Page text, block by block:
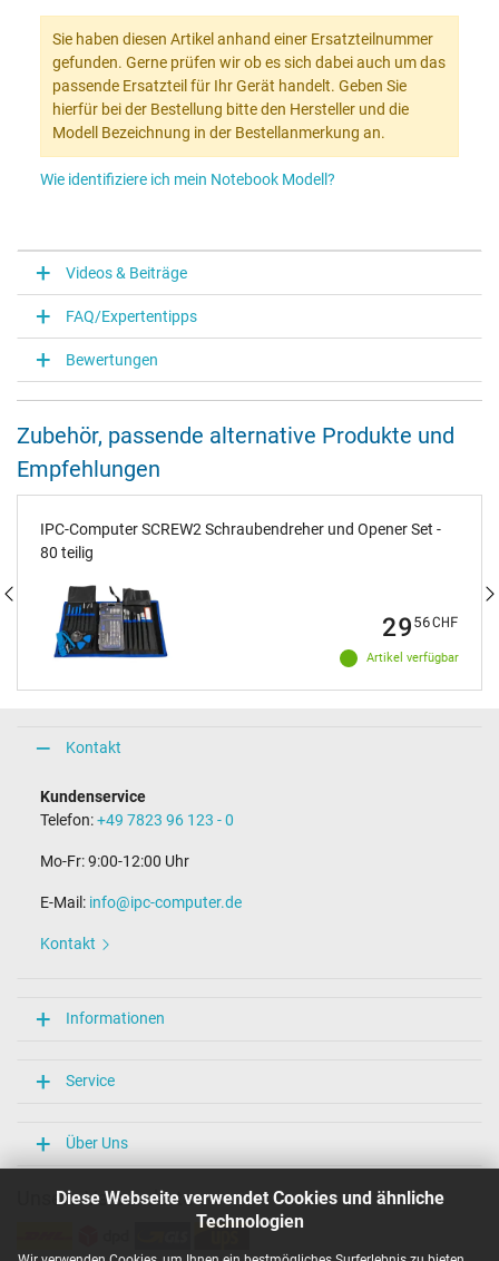
Diese Webseite verwendet Cookies und ähnliche
Technologien
Sie haben diesen Artikel anhand einer Ersatzteilnummer
gefunden. Gerne prüfen wir ob es sich dabei auch um das
passende Ersatzteil für Ihr Gerät handelt. Geben Sie
hierfür bei der Bestellung bitte den Hersteller und die
Modell Bezeichnung in der Bestellanmerkung an.
Wie identifiziere ich mein Notebook Modell?
Videos & Beiträge
FAQ/Expertentipps
Bewertungen
Zubehör, passende alternative Produkte und
Empfehlungen
IPC-Computer SCREW2 Schraubendreher und Opener Set -
80 teilig
Artikel verfügbar
2956CHF
Kontakt
Kundenservice
Telefon:+49 7823 96 123 - 0
Mo-Fr: 9:00-12:00 Uhr
E-Mail: info@ipc-computer.de
Kontakt
Informationen
Service
Über Uns
Unsere Versandarten